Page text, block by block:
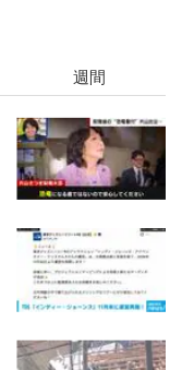
週間